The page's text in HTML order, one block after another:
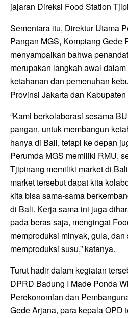
jajaran Direksi Food Station
Sementara itu, Direktur Utama
Pangan MGS, Kompiang Gede
menyampaikan bahwa
merupakan langkah awal
ketahanan dan pemenuhan
Provinsi Jakarta dan
“Kami berkolaborasi sesama
pangan, untuk membangun
hanya di Bali, tetapi ke depan
Perumda MGS memiliki RMU,
Tjipinang memiliki market di
market tersebut dapat kita
kita bisa sama-sama
di Bali. Kerja sama ini juga
pada beras saja, mengingat
memproduksi minyak, gula, dan
memproduksi susu,” katanya.
Turut hadir dalam kegiatan
DPRD Badung I Made Ponda
Perekonomian dan
Gede Arjana, para kepala OPD